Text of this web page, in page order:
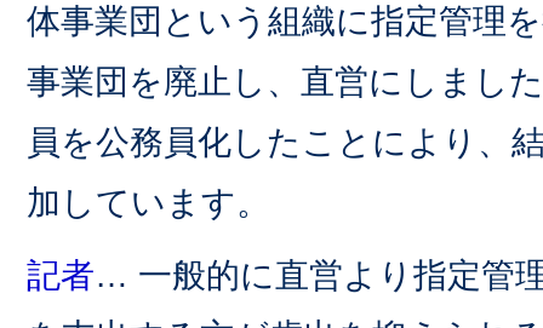
体事業団という組織に指定管理
事業団を廃止し、直営にしまし
員を公務員化したことにより、
加しています。
記者… 一般的に直営より指定管